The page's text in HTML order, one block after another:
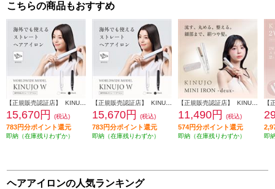
こちらの商品もおすすめ
15,670円 (税込)
783円分ポイント還元
即納（在庫残りわずか）
15,670円 (税込)
783円分ポイント還元
即納（在庫残りわずか）
11,490円 (税込)
574円分ポイント還元
即納（在庫残りわずか） 即
ヘアアイロンの人気ランキング